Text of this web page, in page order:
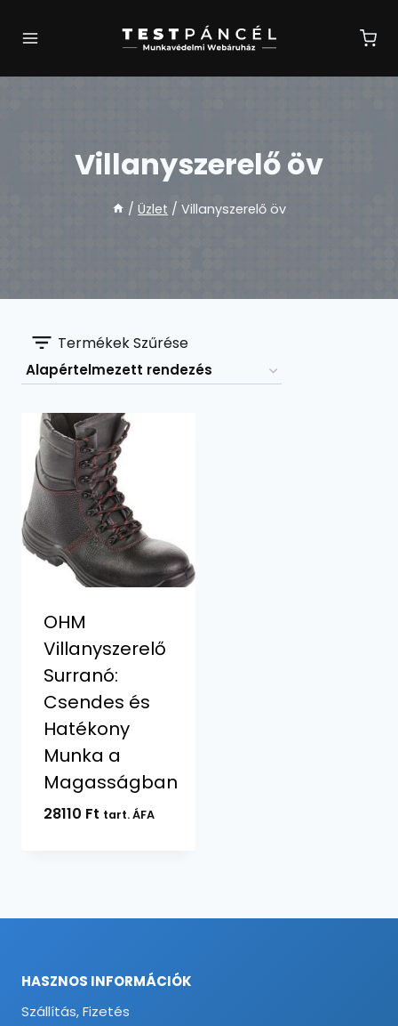
Villanyszerelő öv
/ Üzlet / Villanyszerelő öv
Termékek Szűrése
OHM
Villanyszerelő
Surranó:
Csendes és
Hatékony
Munka a
Magasságban
28110 Ft tart. ÁFA
HASZNOS INFORMÁCIÓK
Szállítás, Fizetés